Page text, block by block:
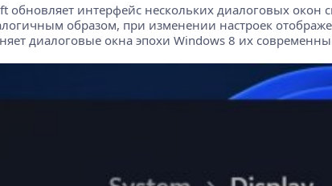
интерфейс нескольких диалоговых окон
образом, при изменении настроек
диалоговые окна эпохи Windows 8 их